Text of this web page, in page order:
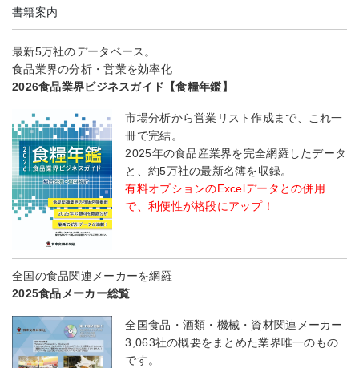
書籍案内
最新5万社のデータベース。
食品業界の分析・営業を効率化
2026食品業界ビジネスガイド【食糧年鑑】
市場分析から営業リスト作成まで、これ一
冊で完結。
2025年の食品産業界を完全網羅したデータ
と、約5万社の最新名簿を収録。
有料オプションのExcelデータとの併用
で、利便性が格段にアップ！
全国の食品関連メーカーを網羅――
2025食品メーカー総覧
全国食品・酒類・機械・資材関連メーカー
3,063社の概要をまとめた業界唯一のもの
です。